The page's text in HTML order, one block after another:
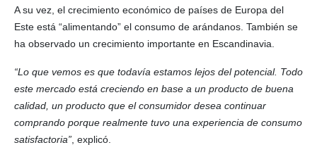
A su vez, el crecimiento económico de países de Europa del
Este está “alimentando” el consumo de arándanos. También se
ha observado un crecimiento importante en Escandinavia.
“Lo que vemos es que todavía estamos lejos del potencial. Todo
este mercado está creciendo en base a un producto de buena
calidad, un producto que el consumidor desea continuar
comprando porque realmente tuvo una experiencia de consumo
satisfactoria” , explicó.